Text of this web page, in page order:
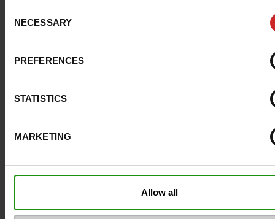
Selection
NECESSARY
PREFERENCES
STATISTICS
MARKETING
Allow all
Eco-score
Top Reviews
Om ze zo goed als nieuw te houden